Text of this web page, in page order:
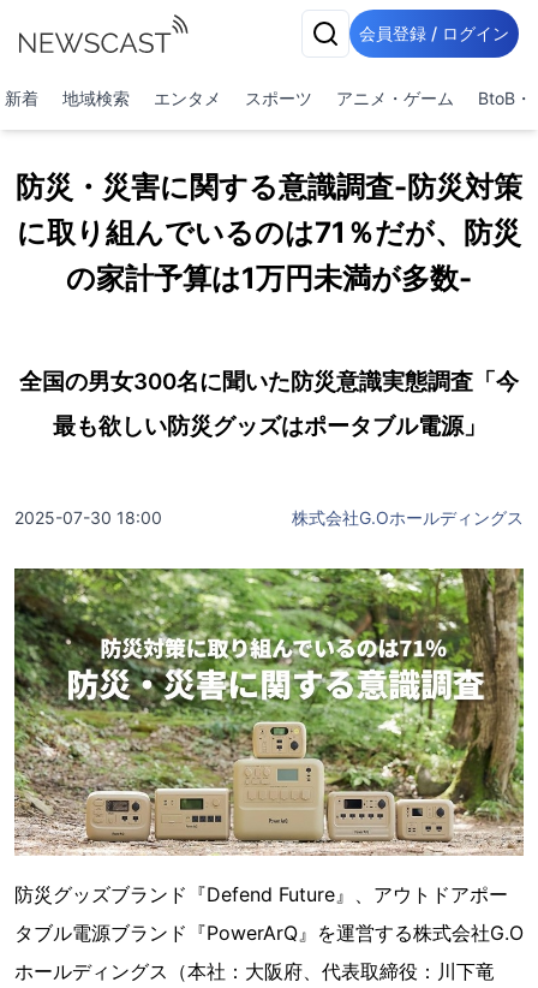
会員登録 / ログイン
新着 地域検索 エンタメ スポーツ アニメ・ゲーム BtoB・
防災・災害に関する意識調査-防災対策
に取り組んでいるのは71％だが、防災
の家計予算は1万円未満が多数-
全国の男女300名に聞いた防災意識実態調査「今
最も欲しい防災グッズはポータブル電源」
2025-07-30 18:00 株式会社G.Oホールディングス
防災グッズブランド『Defend Future』、アウトドアポー
タブル電源ブランド『PowerArQ』を運営する株式会社G.O
ホールディングス（本社：大阪府、代表取締役：川下竜